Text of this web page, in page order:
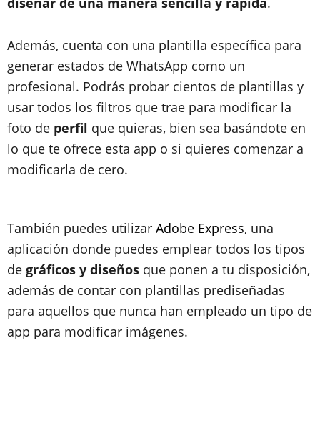
Además, cuenta con una plantilla específica para
generar estados de WhatsApp como un
profesional. Podrás probar cientos de plantillas y
usar todos los filtros que trae para modificar la
foto de perfil que quieras, bien sea basándote en
lo que te ofrece esta app o si quieres comenzar a
modificarla de cero.
También puedes utilizar Adobe Express, una
aplicación donde puedes emplear todos los tipos
de gráficos y diseños que ponen a tu disposición,
además de contar con plantillas prediseñadas
para aquellos que nunca han empleado un tipo de
app para modificar imágenes.